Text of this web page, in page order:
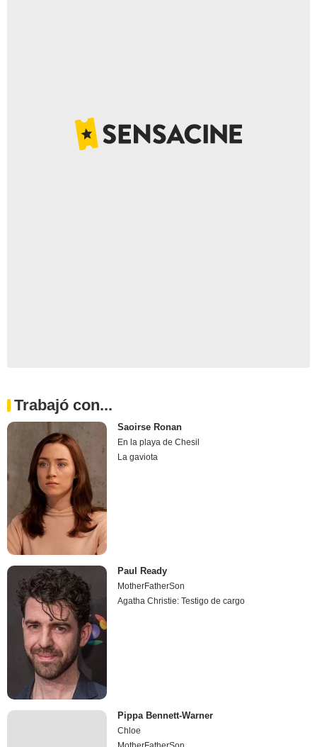
Trabajó con...
Saoirse Ronan
En la playa de Chesil
La gaviota
Paul Ready
MotherFatherSon
Agatha Christie: Testigo de cargo
Pippa Bennett-Warner
Chloe